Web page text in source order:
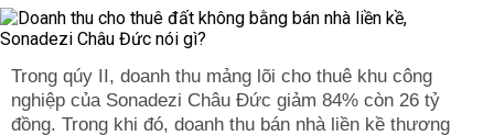
Trong qúy II, doanh thu mảng lõi cho thuê khu công
nghiệp của Sonadezi Châu Đức giảm 84% còn 26 tỷ
đồng. Trong khi đó, doanh thu bán nhà liền kề thương